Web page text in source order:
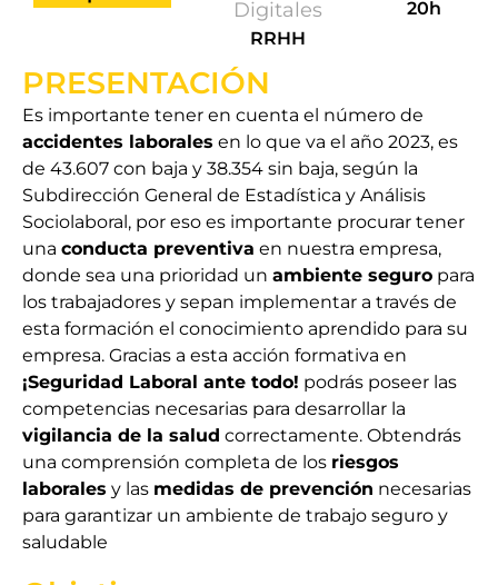
Digitales
RRHH
20h
PRESENTACIÓN
Es importante tener en cuenta el número de
accidentes laborales en lo que va el año 2023, es
de 43.607 con baja y 38.354 sin baja, según la
Subdirección General de Estadística y Análisis
Sociolaboral, por eso es importante procurar tener
una conducta preventiva en nuestra empresa,
donde sea una prioridad un ambiente seguro para
los trabajadores y sepan implementar a través de
esta formación el conocimiento aprendido para su
empresa. Gracias a esta acción formativa en
¡Seguridad Laboral ante todo! podrás poseer las
competencias necesarias para desarrollar la
vigilancia de la salud correctamente. Obtendrás
una comprensión completa de los riesgos
laborales y las medidas de prevención necesarias
para garantizar un ambiente de trabajo seguro y
saludable